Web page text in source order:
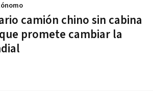
camión chino sin cabina
promete cambiar la